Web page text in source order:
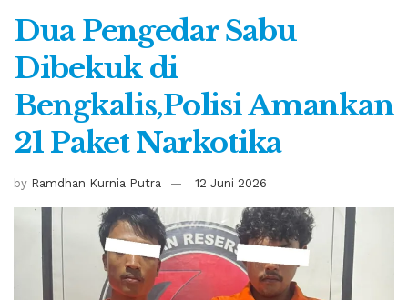
Dua Pengedar Sabu
Dibekuk di
Bengkalis,Polisi Amankan
21 Paket Narkotika
by Ramdhan Kurnia Putra 12 Juni 2026